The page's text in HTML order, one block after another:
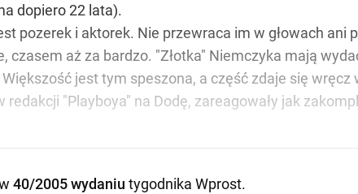
dopiero 22 lata).
pozerek i aktorek. Nie przewraca im w głowach
czasem aż za bardzo. "Złotka" Niemczyka mają
jest tym speszona, a część zdaje się
redakcji "Playboya" na Dodę, zareagowały jak
40/2005 wydaniu tygodnika Wprost.